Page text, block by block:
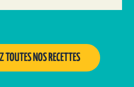
TOUTES NOS RECETTES